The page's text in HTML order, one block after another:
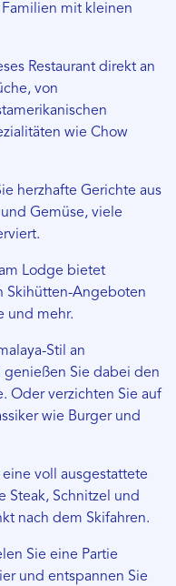
mit kleinen
Restaurant direkt an
von
wie Chow
herzhafte Gerichte aus
Gemüse, viele
Lodge bietet
Skihütten-Angeboten
und mehr.
Stil an
genießen Sie dabei den
Oder verzichten Sie auf
wie Burger und
voll ausgestattete
Steak, Schnitzel und
nach dem Skifahren.
Sie eine Partie
und entspannen Sie